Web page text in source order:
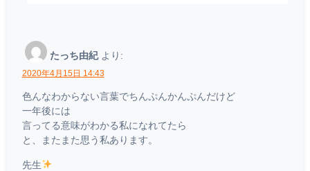
たっち由紀 より:
2020年4月15日 14:43
色んなわからない言葉でちんぷんかんぷんだけど
一年後には
言ってる意味がわかる私になれてたら
と、またまた思う私あります。
先生